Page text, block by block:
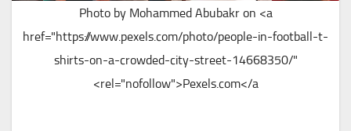
Photo by Mohammed Abubakr on <a
href="https://www.pexels.com/photo/people-in-football-t-
shirts-on-a-crowded-city-street-14668350/"
rel="nofollow">Pexels.com</a>